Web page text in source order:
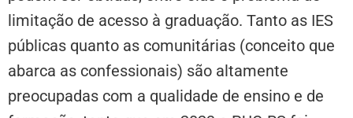
limitação de acesso à graduação. Tanto as IES
públicas quanto as comunitárias (conceito que
abarca as confessionais) são altamente
preocupadas com a qualidade de ensino e de